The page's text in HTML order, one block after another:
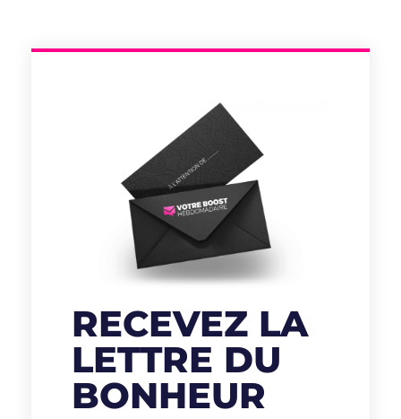
RECEVEZ LA
LETTRE DU
BONHEUR